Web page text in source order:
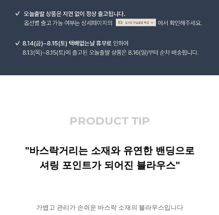
PRODUCT TIP
"바스락거리는 소재와 유연한 밴딩으로
셔링 포인트가 되어진 블라우스"
가볍고 관리가 손쉬운 바스락 소재의 블라우스입니다